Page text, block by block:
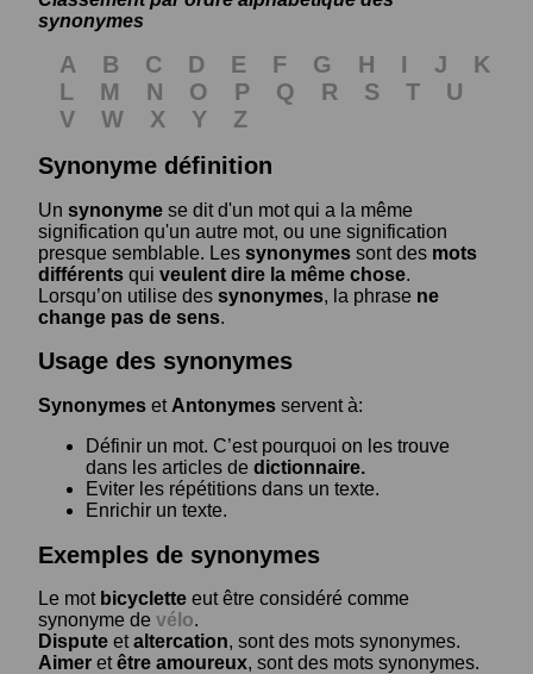
synonymes
A B C D E F G H I J
K
L
M N O P Q R S T
U
V
W X Y
Z
Synonyme définition
Un synonyme se dit d'un mot qui a la même
signification qu'un autre mot, ou une signification
presque semblable. Les synonymes sont des mots
différents qui veulent dire la même chose.
Lorsqu’on utilise des synonymes, la phrase ne
change pas de sens.
Usage des synonymes
Synonymes et Antonymes servent à:
Définir un mot. C’est pourquoi on les trouve
dans les articles de dictionnaire.
Eviter les répétitions dans un texte.
Enrichir un texte.
Exemples de synonymes
Le mot bicyclette eut être considéré comme
synonyme de vélo.
Dispute etaltercation, sont des mots synonymes.
Aimer etêtre amoureux, sont des mots synonymes.